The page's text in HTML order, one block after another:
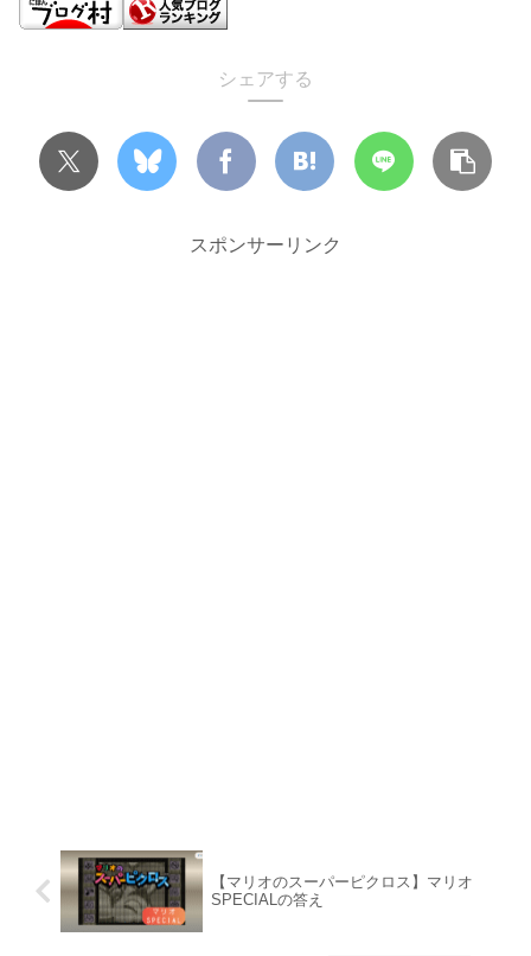
シェアする
スポンサーリンク
【マリオのスーパーピクロス】マリオ
SPECIALの答え